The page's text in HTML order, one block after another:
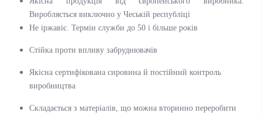
Виробляється виключно у Чеській республіці
Не іржавіє. Термін служби до 50 і більше років
Стійка проти впливу забруднювачів
Якісна сертифікована сировина й постійний контроль
виробництва
Складається з матеріалів, що можна вторинно переробити